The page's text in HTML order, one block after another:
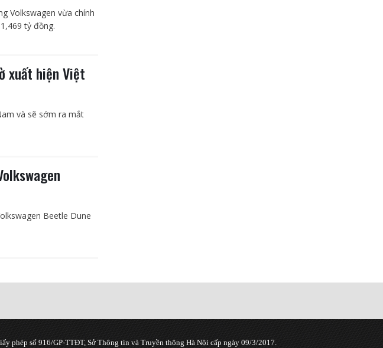
Volkswagen vừa chính
tỷ đồng.
xuất hiện Việt
và sẽ sớm ra mắt
Beetle Dune
phép số 916/GP-TTĐT, Sở Thông tin và Truyền thông Hà Nội cấp ngày 09/3/2017.